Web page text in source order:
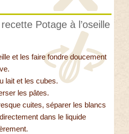
Potage à l’oseille
et les faire fondre doucement
lait et les cubes.
les pâtes.
cuites, séparer les blancs
dans le liquide